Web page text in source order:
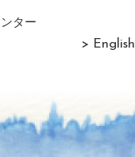
ター
> English